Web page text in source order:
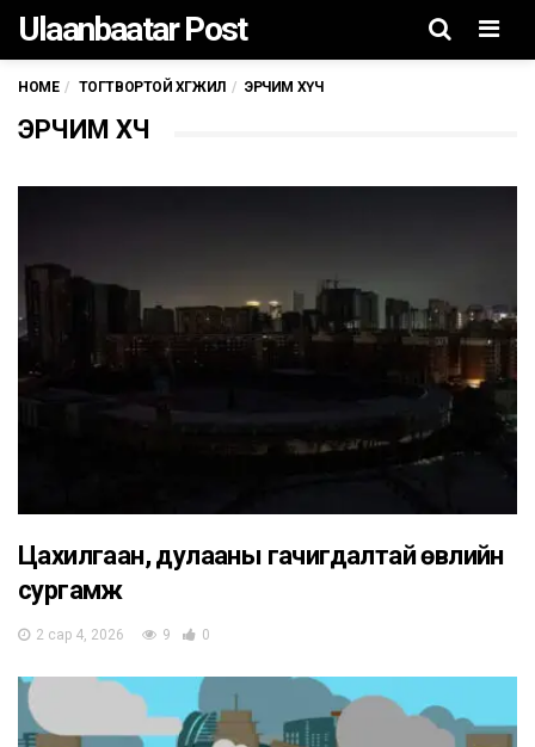
Menu
Ulaanbaatar Post
HOME ТОГТВОРТОЙ ХӨГЖИЛ ЭРЧИМ ХҮЧ
ЭРЧИМ ХҮЧ
Цахилгаан, дулааны гачигдалтай өвлийн
сургамж
2 сар 4, 2026 9 0